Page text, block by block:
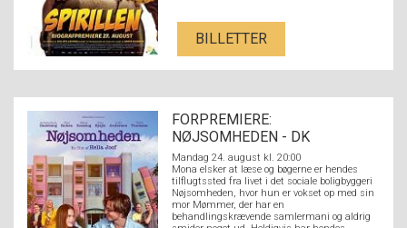
og deres tur forvandles til et fuldstændigt
BILLETTER
FORPREMIERE:
NØJSOMHEDEN - DK
UNDERTEKSTER
Mandag 24. august kl. 20:00
Mona elsker at læse og bøgerne er hendes
tilflugtssted fra livet i det sociale boligbyggeri
Nøjsomheden, hvor hun er vokset op med sin
mor Mømmer, der har en
behandlingskrævende samlermani og aldrig